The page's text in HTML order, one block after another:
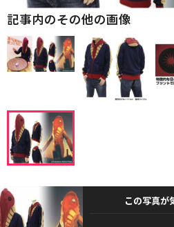
記事内のその他の画像
この写真が